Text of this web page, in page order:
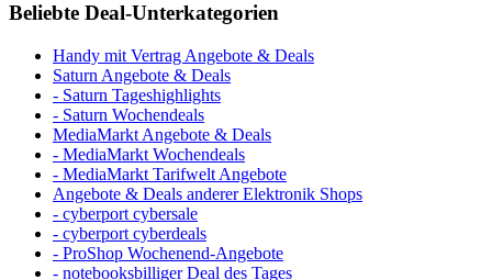
Beliebte Deal-Unterkategorien
Handy mit Vertrag Angebote & Deals
Saturn Angebote & Deals
- Saturn Tageshighlights
- Saturn Wochendeals
MediaMarkt Angebote & Deals
- MediaMarkt Wochendeals
- MediaMarkt Tarifwelt Angebote
Angebote & Deals anderer Elektronik Shops
- cyberport cybersale
- cyberport cyberdeals
- ProShop Wochenend-Angebote
- notebooksbilliger Deal des Tages